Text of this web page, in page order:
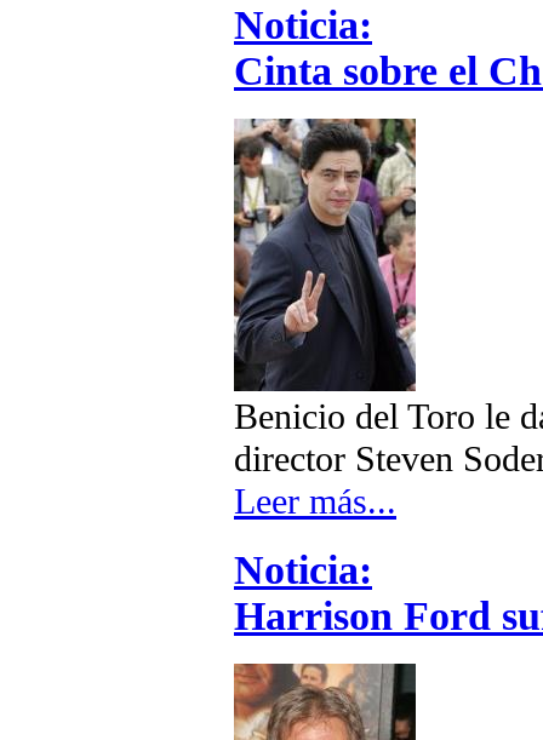
Noticia:
Cinta sobre el
Benicio del Toro le
director Steven
Leer más...
Noticia:
Harrison Ford